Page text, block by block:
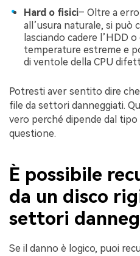
Hard o fisici– Oltre a
all’usura naturale, si può
lasciando cadere l’HDD
temperature estreme e
di ventole della CPU
Potresti aver sentito dire
file da settori danneggiati.
vero perché dipende dal
questione.
È possibile
da un disco
settori
Se il danno è logico, puoi